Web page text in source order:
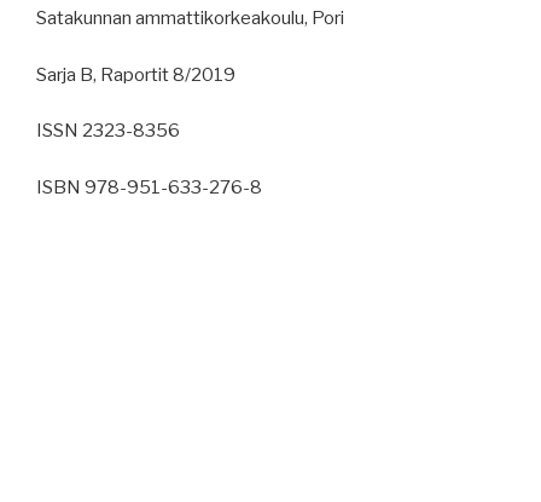
Satakunnan ammattikorkeakoulu, Pori
Sarja B, Raportit 8/2019
ISSN 2323-8356
ISBN 978-951-633-276-8